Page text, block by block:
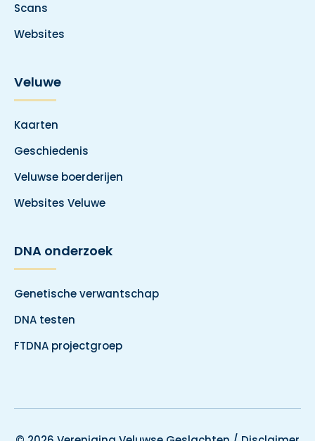
Scans
Websites
Veluwe
Kaarten
Geschiedenis
Veluwse boerderijen
Websites Veluwe
DNA onderzoek
Genetische verwantschap
DNA testen
FTDNA projectgroep